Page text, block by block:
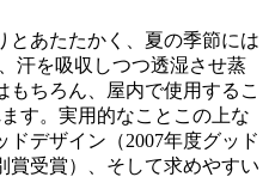
とあたたかく、夏の季節には
汗を吸収しつつ透湿させ蒸
ちろん、屋内で使用するこ
す。実用的なことこの上な
ドデザイン（2007年度グッド
賞受賞）、そして求めやすい